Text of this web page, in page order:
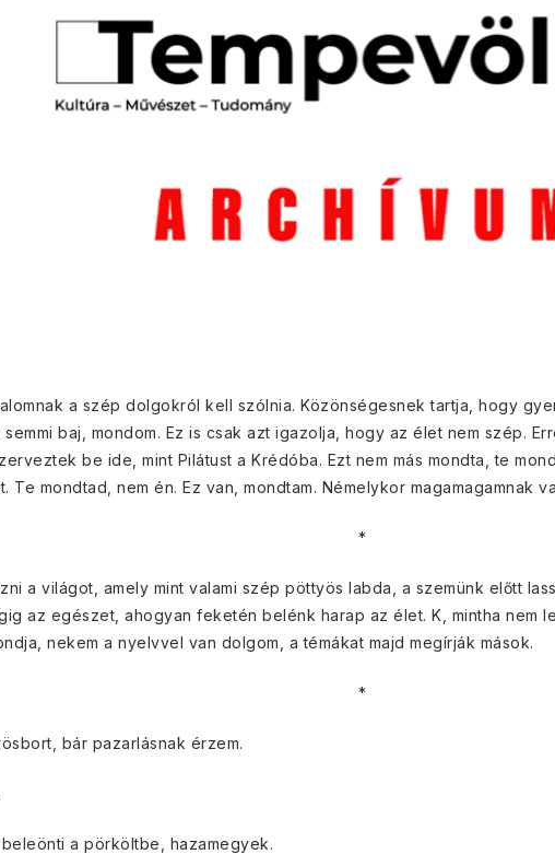
a szép dolgokról kell szólnia. Közönségesnek tartja, hogy
baj, mondom. Ez is csak azt igazolja, hogy az élet nem szép.
be ide, mint Pilátust a Krédóba. Ezt nem más mondta, te
Te mondtad, nem én. Ez van, mondtam. Némelykor magamagamnak
*
a világot, amely mint valami szép pöttyös labda, a szemünk előtt
az egészet, ahogyan feketén belénk harap az élet. K, mintha nem
nekem a nyelvvel van dolgom, a témákat majd megírják mások.
*
bár pazarlásnak érzem.
a pörköltbe, hazamegyek.